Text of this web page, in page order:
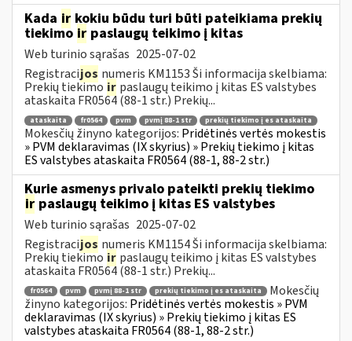
Kada ir kokiu būdu turi būti pateikiama prekių
tiekimo ir paslaugų teikimo į kitas
Web turinio sąrašas 2025-07-02
Registracijos numeris KM1153 Ši informacija skelbiama:
Prekių tiekimo ir paslaugų teikimo į kitas ES valstybes
ataskaita FR0564 (88-1 str.) Prekių...
ataskaita fr0564 pvm pvmį 88-1 str prekių tiekimo į es ataskaita
Mokesčių žinyno kategorijos: Pridėtinės vertės mokestis
» PVM deklaravimas (IX skyrius) » Prekių tiekimo į kitas
ES valstybes ataskaita FR0564 (88-1, 88-2 str.)
Kurie asmenys privalo pateikti prekių tiekimo
ir paslaugų teikimo į kitas ES valstybes
Web turinio sąrašas 2025-07-02
Registracijos numeris KM1154 Ši informacija skelbiama:
Prekių tiekimo ir paslaugų teikimo į kitas ES valstybes
ataskaita FR0564 (88-1 str.) Prekių...
fr0564 pvm pvmį 88-1 str prekių tiekimo į es ataskaita
Mokesčių
žinyno kategorijos: Pridėtinės vertės mokestis » PVM
deklaravimas (IX skyrius) » Prekių tiekimo į kitas ES
valstybes ataskaita FR0564 (88-1, 88-2 str.)